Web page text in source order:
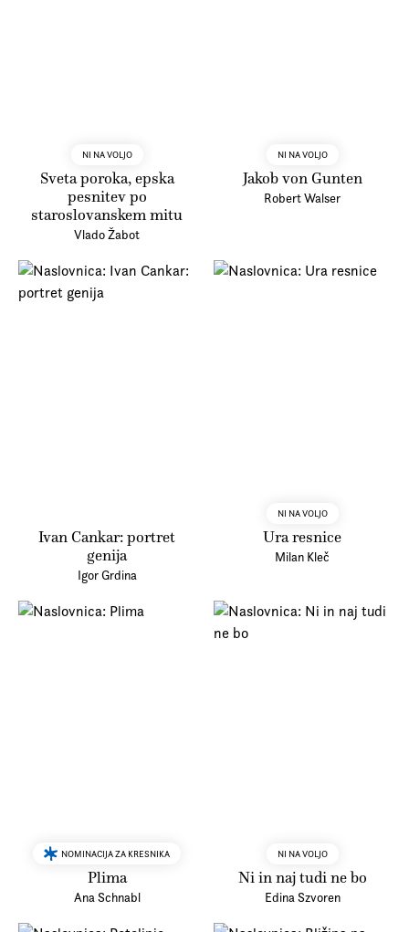
NI NA VOLJO
Sveta poroka, epska
pesnitev po
staroslovanskem mitu
Vlado Žabot
NI NA VOLJO
Jakob von Gunten
Robert Walser
Ivan Cankar: portret
genija
Igor Grdina
NI NA VOLJO
Ura resnice
Milan Kleč
NOMINACIJA ZA KRESNIKA
Plima
Ana Schnabl
NI NA VOLJO
Ni in naj tudi ne bo
Edina Szvoren